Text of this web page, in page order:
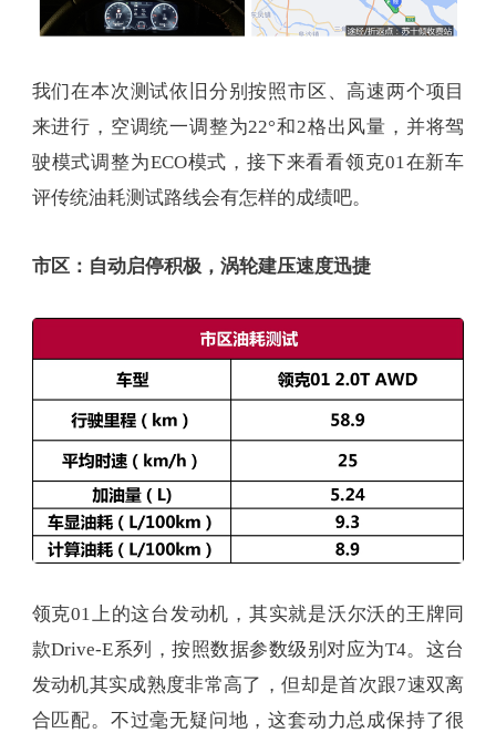
我们在本次测试依旧分别按照市区、高速两个项目
来进行，空调统一调整为22°和2格出风量，并将驾
驶模式调整为ECO模式，接下来看看领克01在新车
评传统油耗测试路线会有怎样的成绩吧。
市区：自动启停积极，涡轮建压速度迅捷
领克01上的这台发动机，其实就是沃尔沃的王牌同
款Drive-E系列，按照数据参数级别对应为T4。这台
发动机其实成熟度非常高了，但却是首次跟7速双离
合匹配。不过毫无疑问地，这套动力总成保持了很